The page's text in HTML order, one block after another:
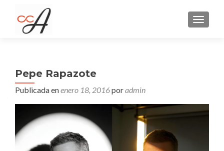
Pepe Rapazote
Publicada enenero 18, 2016poradmin